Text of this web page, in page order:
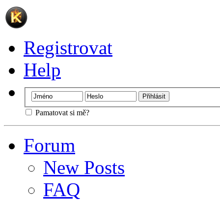
Registrovat
Help
Pamatovat si mě?
Forum
New Posts
FAQ